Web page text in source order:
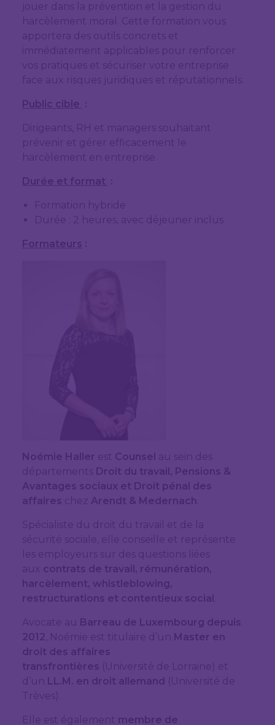
jouer dans la prévention et la gestion du
harcèlement moral. Cette formation vous
apportera des outils concrets et
immédiatement applicables pour renforcer
vos pratiques et sécuriser votre entreprise
face aux risques juridiques et réputationnels.
Public cible :
Dirigeants, RH et managers souhaitant
prévenir et gérer efficacement le
harcèlement en entreprise.
Durée et format :
Formation hybride
Durée : 2 heures, avec déjeuner inclus
Formateurs :
Noémie Haller est Counsel au sein des
départements Droit du travail, Pensions &
Avantages sociaux et Droit pénal des
affaires chez Arendt & Medernach
Spécialiste du droit du travail et de la
sécurité sociale, elle conseille et représente
les employeurs sur des questions liées
aux contrats de travail, rémunération,
harcèlement, whistleblowing,
restructurations et contentieux social
Avocate au Barreau de Luxembourg depuis
2012 , Noémie est titulaire d’un Master en
droit des affaires
transfrontières (Université de Lorraine) et
d’un LL.M. en droit allemand (Université de
Trèves).
Elle est également membre de